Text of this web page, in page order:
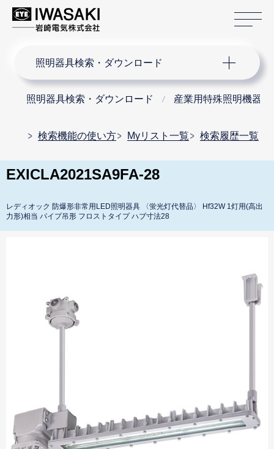
照明器具検索・ダウンロード
照明器具検索・ダウンロード 産業用特殊照明機器
検索機能の使い方 Myリスト一覧 検索履歴一覧
EXICLA2021SA9FA-28
レディオック 防爆形非常用LED照明器具 〈蛍光灯代替品〉 Hf32W 1灯用(高出
力形)相当 パイプ吊形 フロストタイプ ハブ寸法28